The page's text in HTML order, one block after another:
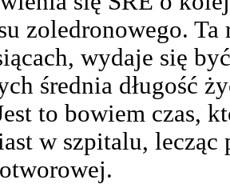
zoledronowego.
wydaje się
średnia długość
to bowiem czas,
w szpitalu, lecząc